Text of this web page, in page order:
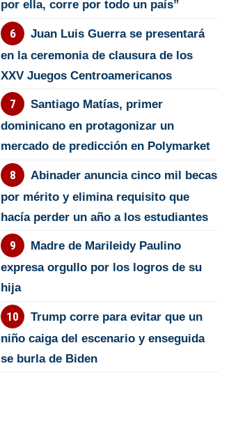
por ella, corre por todo un país”
Juan Luis Guerra se presentará
en la ceremonia de clausura de los
XXV Juegos Centroamericanos
Santiago Matías, primer
dominicano en protagonizar un
mercado de predicción en Polymarket
Abinader anuncia cinco mil becas
por mérito y elimina requisito que
hacía perder un año a los estudiantes
Madre de Marileidy Paulino
expresa orgullo por los logros de su
hija
Trump corre para evitar que un
niño caiga del escenario y enseguida
se burla de Biden